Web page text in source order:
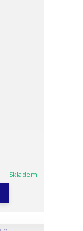
Skladem